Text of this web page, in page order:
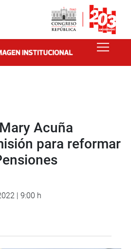
Acuña
para reformar
| 9:00 h